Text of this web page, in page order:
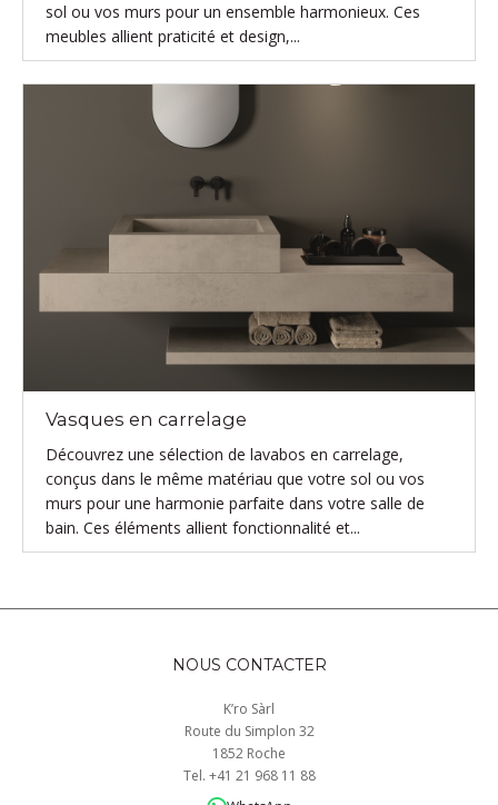
sol ou vos murs pour un ensemble harmonieux. Ces
meubles allient praticité et design,...
Vasques en carrelage
Découvrez une sélection de lavabos en carrelage,
conçus dans le même matériau que votre sol ou vos
murs pour une harmonie parfaite dans votre salle de
bain. Ces éléments allient fonctionnalité et...
NOUS CONTACTER
K’ro Sàrl
Route du Simplon 32
1852 Roche
Tel. +41 21 968 11 88